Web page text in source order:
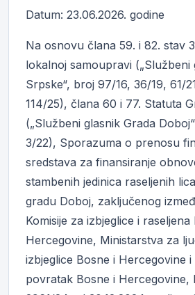
Datum: 23.06.2026. godine
Na osnovu člana 59. i 82. stav
lokalnoj samoupravi („Službeni
Srpske“, broj 97/16, 36/19, 61/
114/25), člana 60 i 77. Statuta
(„Službeni glasnik Grada
3/22), Sporazuma o prenosu
sredstava za finansiranje
stambenih jedinica raseljenih
gradu Doboj, zaključenog
Komisije za izbjeglice i raseljena
Hercegovine, Ministarstva za
izbjeglice Bosne i Hercegovine i
povratak Bosne i Hercegovine,